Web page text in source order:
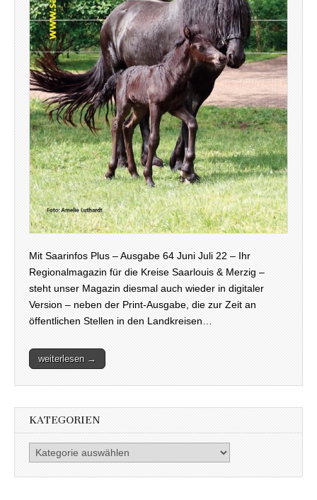
Mit Saarinfos Plus – Ausgabe 64 Juni Juli 22 – Ihr
Regionalmagazin für die Kreise Saarlouis & Merzig –
steht unser Magazin diesmal auch wieder in digitaler
Version – neben der Print-Ausgabe, die zur Zeit an
öffentlichen Stellen in den Landkreisen…
weiterlesen →
KATEGORIEN
Kategorien